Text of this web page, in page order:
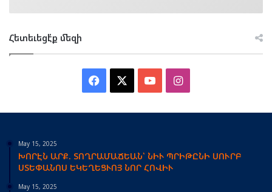
Հետեւեցէ՛ք մեզի
Facebook YouTubeInstagram
May 15, 2025
ԽՈՐԷՆ ԱՐՔ. ՏՈՂՐԱՄԱՃԵԱՆ՝ ՆԻՒ ՊՐԻԹԸՆԻ ՍՈՒՐԲ
ՍՏԵՓԱՆՈՍ ԵԿԵՂԵՑՒՈՅ ՆՈՐ ՀՈՎԻՒ
May 15, 2025